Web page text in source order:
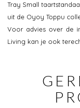
Tray Small
uit de Oyoy Toppu
Voor advies over de
Living kan je ook